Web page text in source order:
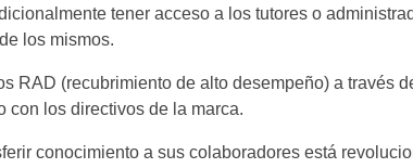
tener acceso a los tutores o
los mismos.
(recubrimiento de alto desempeño) a través
con los directivos de la marca.
conocimiento a sus colaboradores está